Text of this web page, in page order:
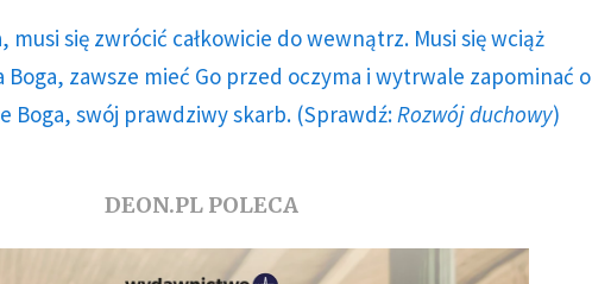
musi się zwrócić całkowicie do wewnątrz. Musi się wciąż
zawsze mieć Go przed oczyma i wytrwale zapominać o
Boga, swój prawdziwy skarb. (Sprawdź: Rozwój duchowy)
DEON.PL POLECA